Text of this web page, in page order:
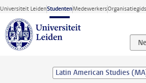
Ga direct naar de inhoud
Universiteit LeidenStudentenMedewerkersOrganisatiegids
Latin American Studies